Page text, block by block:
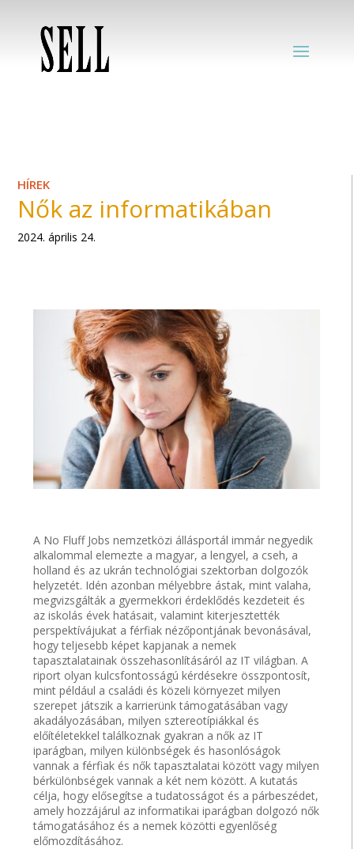
HÍREK
Nők az informatikában
2024. április 24.
A No Fluff Jobs nemzetközi állásportál immár negyedik
alkalommal elemezte a magyar, a lengyel, a cseh, a
holland és az ukrán technológiai szektorban dolgozók
helyzetét. Idén azonban mélyebbre ástak, mint valaha,
megvizsgálták a gyermekkori érdeklődés kezdeteit és
az iskolás évek hatásait, valamint kiterjesztették
perspektívájukat a férfiak nézőpontjának bevonásával,
hogy teljesebb képet kapjanak a nemek
tapasztalatainak összehasonlításáról az IT világban. A
riport olyan kulcsfontosságú kérdésekre összpontosít,
mint például a családi és közeli környezet milyen
szerepet játszik a karrierünk támogatásában vagy
akadályozásában, milyen sztereotípiákkal és
előítéletekkel találkoznak gyakran a nők az IT
iparágban, milyen különbségek és hasonlóságok
vannak a férfiak és nők tapasztalatai között vagy milyen
bérkülönbségek vannak a két nem között. A kutatás
célja, hogy elősegítse a tudatosságot és a párbeszédet,
amely hozzájárul az informatikai iparágban dolgozó nők
támogatásához és a nemek közötti egyenlőség
előmozdításához.